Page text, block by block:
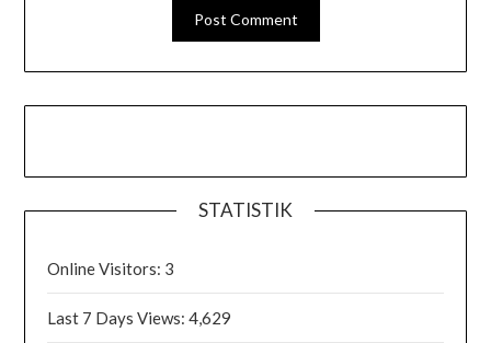
STATISTIK
Online Visitors: 3
Last 7 Days Views:4,629